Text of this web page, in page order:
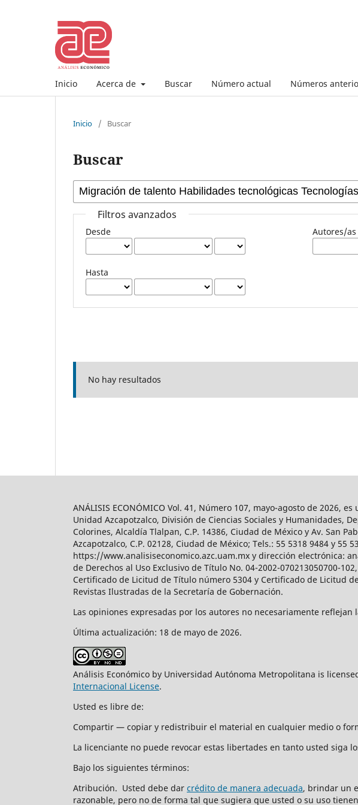
Inicio Acerca de Buscar Número actual Números
Inicio / Buscar
Buscar
Filtros avanzados
Desde
Hasta
Autores/as
No hay resultados
ANÁLISIS ECONÓMICO Vol. 41, Número 107, mayo-agosto de
Unidad Azcapotzalco, División de Ciencias Sociales y Humanidades,
Colorines, Alcaldía Tlalpan, C.P. 14386, Ciudad de México y Av. San
Azcapotzalco, C.P. 02128, Ciudad de México; Tels.: 55 5318 9484 y 55
https://www.analisiseconomico.azc.uam.mx y dirección electrónica:
de Derechos al Uso Exclusivo de Título No. 04-2002-070213050700-
Certificado de Licitud de Título número 5304 y Certificado de Licitud
Revistas Ilustradas de la Secretaría de Gobernación.
Las opiniones expresadas por los autores no necesariamente
Última actualización: 18 de mayo de 2026.
Análisis Económico by Universidad Autónoma Metropolitana is
Internacional License.
Usted es libre de:
Compartir — copiar y redistribuir el material en cualquier medio o
La licenciante no puede revocar estas libertades en tanto usted siga
Bajo los siguientes términos:
Atribución. Usted debe dar crédito de manera adecuada, brindar un
razonable, pero no de forma tal que sugiera que usted o su uso